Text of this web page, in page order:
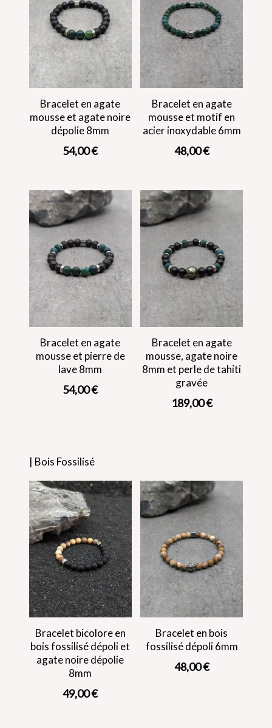
Bracelet en agate
mousse et agate noire
dépolie 8mm
54,00€
Bracelet en agate
mousse et motif en
acier inoxydable 6mm
48,00€
Bracelet en agate
mousse et pierre de
lave 8mm
54,00€
Bracelet en agate
mousse, agate noire
8mm et perle de tahiti
gravée
189,00€
| Bois Fossilisé
Bracelet bicolore en
bois fossilisé dépoli et
agate noire dépolie
8mm
49,00€
Bracelet en bois
fossilisé dépoli 6mm
48,00€